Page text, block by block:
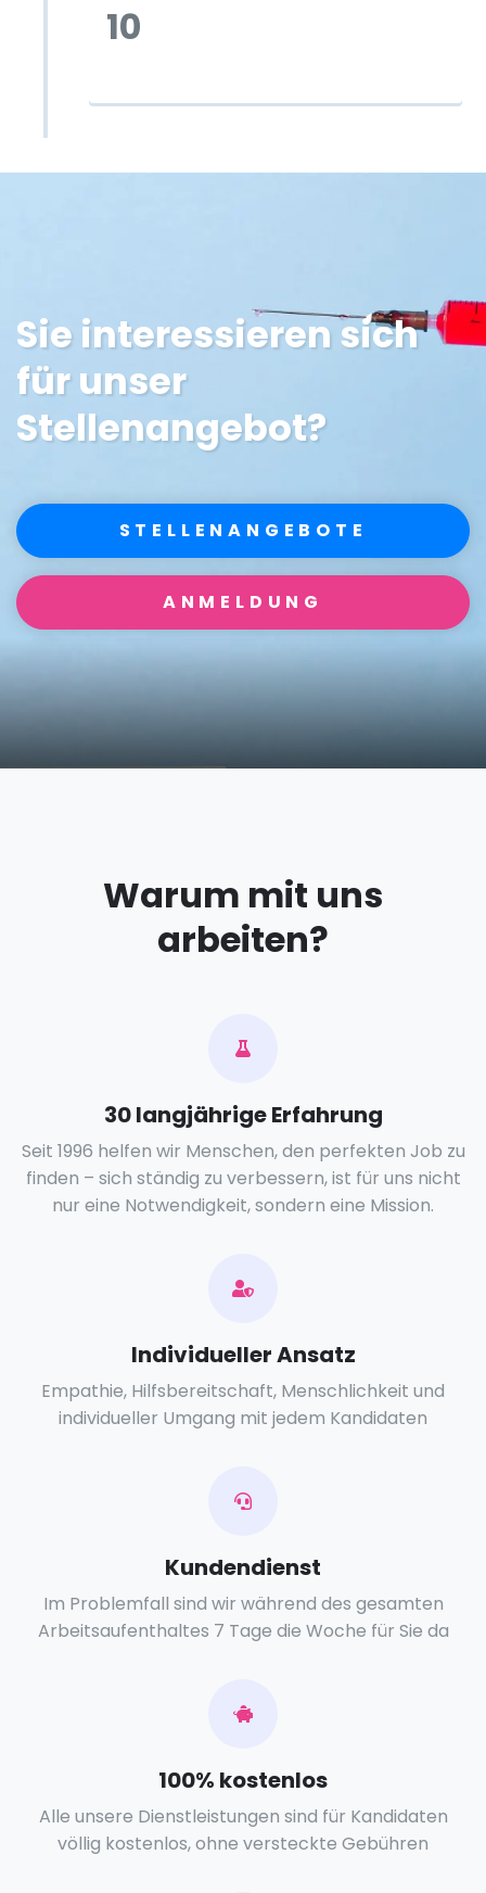
10
Sie interessieren sich
für unser
Stellenangebot?
STELLENANGEBOTE
ANMELDUNG
Warum mit uns
arbeiten?
30 langjährige Erfahrung
Seit 1996 helfen wir Menschen, den perfekten Job zu
finden – sich ständig zu verbessern, ist für uns nicht
nur eine Notwendigkeit, sondern eine Mission.
Individueller Ansatz
Empathie, Hilfsbereitschaft, Menschlichkeit und
individueller Umgang mit jedem Kandidaten
Kundendienst
Im Problemfall sind wir während des gesamten
Arbeitsaufenthaltes 7 Tage die Woche für Sie da
100% kostenlos
Alle unsere Dienstleistungen sind für Kandidaten
völlig kostenlos, ohne versteckte Gebühren